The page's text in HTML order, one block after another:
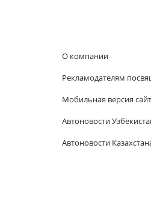
О компании
Рекламодателям
Мобильная версия
Автоновости
Автоновости